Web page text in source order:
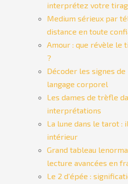
interprétez votre
Medium sérieux par
distance en toute
Amour : que révèle le
?
Décoder les signes de
langage corporel
Les dames de trèfle
interprétations
La lune dans le tarot :
intérieur
Grand tableau
lecture avancées en
Le 2 d’épée :